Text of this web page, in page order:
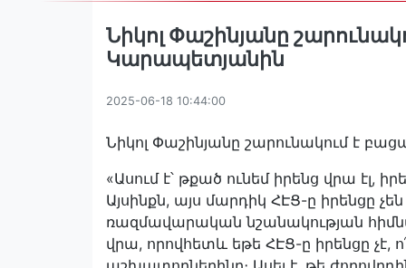
Նիկոլ Փաշինյանը
Կարապետյանին
2025-06-18 10:44:00
Նիկոլ Փաշինյանը շարունակում է
«Ասում է՝ թքած ունեմ իրենց վրա էլ,
Այսինքն, այս մարդիկ ՀԷՑ-ը իրենցը
ռազմավարական նշանակության
վրա, որովհետև եթե ՀԷՑ-ը իրենցը չէ,